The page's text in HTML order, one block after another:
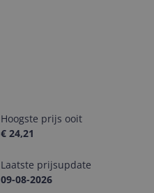
Hoogste prijs ooit
€ 24,21
Laatste prijsupdate
09-08-2026